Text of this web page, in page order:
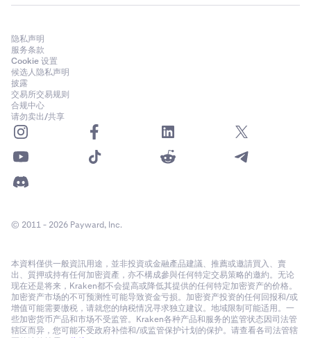
隐私声明
服务条款
Cookie 设置
候选人隐私声明
披露
交易所交易规则
合规中心
请勿卖出/共享
© 2011 - 2026 Payward, Inc.
本資料僅供一般資訊用途，並非投資或金融產品建議、推薦或邀請買入、賣
出、質押或持有任何加密資產，亦不構成參與任何特定交易策略的邀約。无论
现在还是将来，Kraken都不会提高或降低其提供的任何特定加密资产的价格。
加密资产市场的不可预测性可能导致资金亏损。加密资产投资的任何回报和/或
增值可能需要缴税，请就您的纳税情况寻求独立建议。地域限制可能适用。一
些加密货币产品和市场不受监管。Kraken各种产品和服务的监管状态因司法管
辖区而异，您可能不受政府补偿和/或监管保护计划的保护。请查看各司法管辖